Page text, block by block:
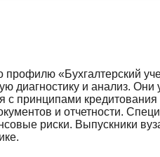
«Бухгалтерский
диагностику и анализ. Они
с принципами кредитования
и отчетности.
риски. Выпускники